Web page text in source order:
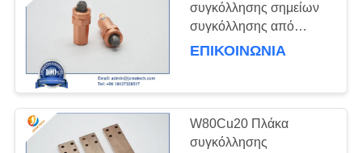
Ζιρκόνιο πλάκα
42
συγκόλλησης σημείων
συγκόλλησης από
κράμα χαλκού
ΕΠΙΚΟΙΝΩΝΊΑ
W80Cu20 Πλάκα
συγκόλλησης